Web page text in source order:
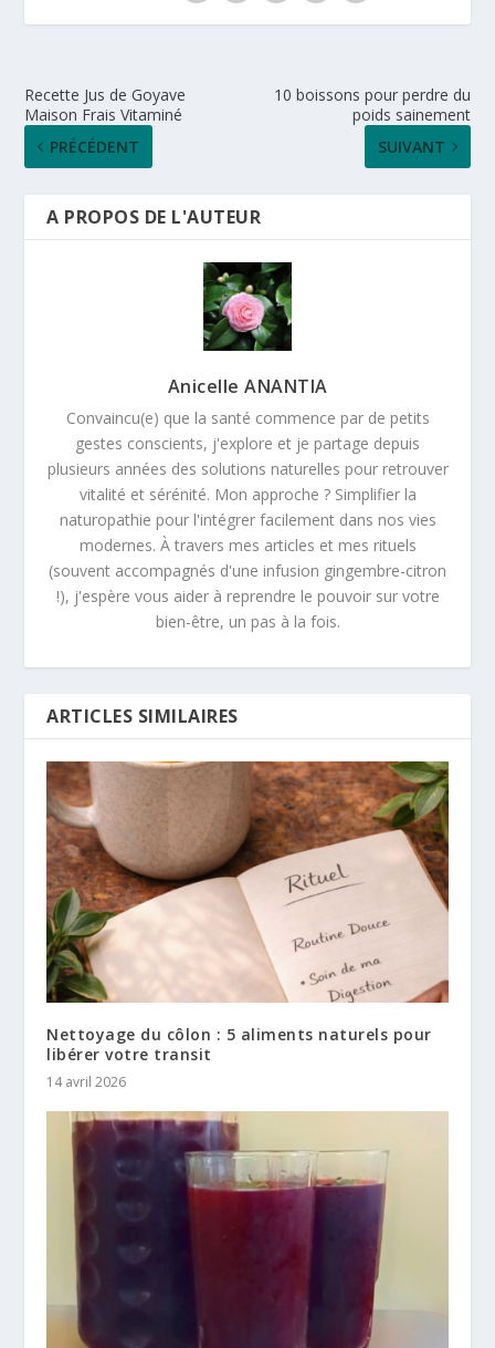
Recette Jus de Goyave
Maison Frais Vitaminé
PRÉCÉDENT
10 boissons pour perdre du
poids sainement
SUIVANT
A PROPOS DE L'AUTEUR
Anicelle ANANTIA
Convaincu(e) que la santé commence par de petits
gestes conscients, j'explore et je partage depuis
plusieurs années des solutions naturelles pour retrouver
vitalité et sérénité. Mon approche ? Simplifier la
naturopathie pour l'intégrer facilement dans nos vies
modernes. À travers mes articles et mes rituels
(souvent accompagnés d'une infusion gingembre-citron
!), j'espère vous aider à reprendre le pouvoir sur votre
bien-être, un pas à la fois.
ARTICLES SIMILAIRES
Nettoyage du côlon : 5 aliments naturels pour
libérer votre transit
14 avril 2026